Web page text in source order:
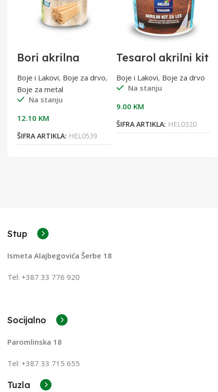
Bori akrilna
0,75l
Boje i Lakovi, Boje za drvo,
Boje za metal
Na stanju
12.10 KM
ŠIFRA ARTIKLA: HEL0539
Tesarol akrilni kit
0,75kg
Boje i Lakovi, Boje za drvo
Na stanju
9.00 KM
ŠIFRA ARTIKLA: HEL0320
Stup
Ismeta Alajbegovića Šerbe 18
Tel: +387 33 776 920
Socijalno
Paromlinska 18
Tel: +387 33 715 655
Tuzla